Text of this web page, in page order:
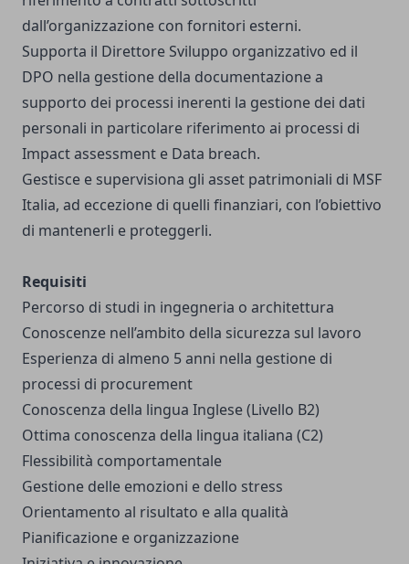
dall’organizzazione con fornitori esterni.
Supporta il Direttore Sviluppo organizzativo ed il
DPO nella gestione della documentazione a
supporto dei processi inerenti la gestione dei dati
personali in particolare riferimento ai processi di
Impact assessment e Data breach.
Gestisce e supervisiona gli asset patrimoniali di MSF
Italia, ad eccezione di quelli finanziari, con l’obiettivo
di mantenerli e proteggerli.
Requisiti
Percorso di studi in ingegneria o architettura
Conoscenze nell’ambito della sicurezza sul lavoro
Esperienza di almeno 5 anni nella gestione di
processi di procurement
Conoscenza della lingua Inglese (Livello B2)
Ottima conoscenza della lingua italiana (C2)
Flessibilità comportamentale
Gestione delle emozioni e dello stress
Orientamento al risultato e alla qualità
Pianificazione e organizzazione